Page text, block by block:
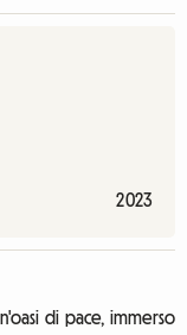
2023
di pace, immerso